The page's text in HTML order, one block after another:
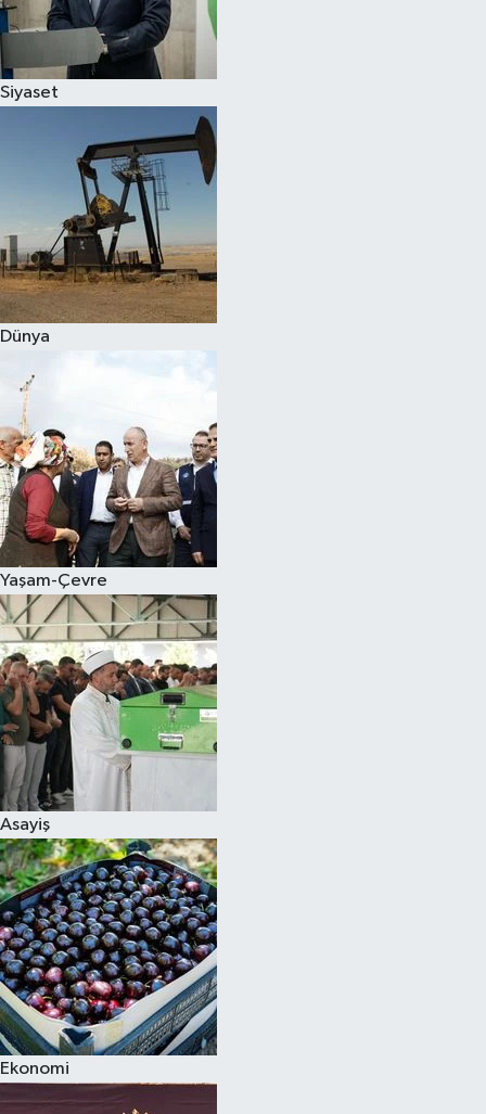
Siyaset
Dünya
Yaşam-Çevre
Asayiş
Ekonomi
Spor
Çocuk
Eğitim
Hava Durumu
Kadın
Kültür Sanat
Sağlık
Siyaset
Teknoloji
Televizyon
Yaşam-Çevre